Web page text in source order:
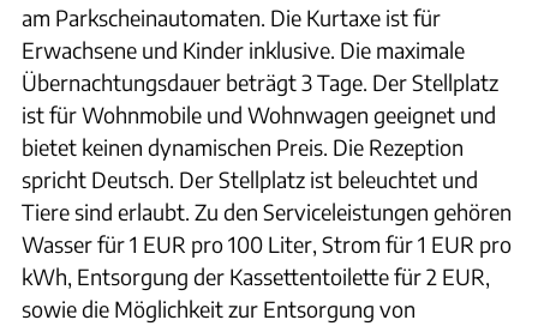
am Parkscheinautomaten. Die Kurtaxe ist für
Erwachsene und Kinder inklusive. Die maximale
Übernachtungsdauer beträgt 3 Tage. Der Stellplatz
ist für Wohnmobile und Wohnwagen geeignet und
bietet keinen dynamischen Preis. Die Rezeption
spricht Deutsch. Der Stellplatz ist beleuchtet und
Tiere sind erlaubt. Zu den Serviceleistungen gehören
Wasser für 1 EUR pro 100 Liter, Strom für 1 EUR pro
kWh, Entsorgung der Kassettentoilette für 2 EUR,
sowie die Möglichkeit zur Entsorgung von